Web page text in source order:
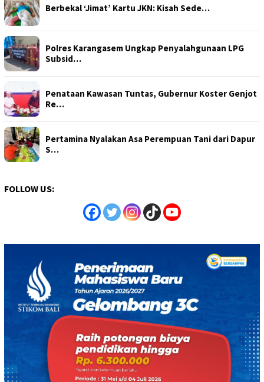
Berbekal ‘Jimat’ Kartu JKN: Kisah Sede…
Polres Karangasem Ungkap Penyalahgunaan LPG
Subsid…
Penataan Kawasan Tuntas, Gubernur Koster Genjot
Re…
Pertamina Nyalakan Asa Perempuan Tani dari Dapur
S…
FOLLOW US: